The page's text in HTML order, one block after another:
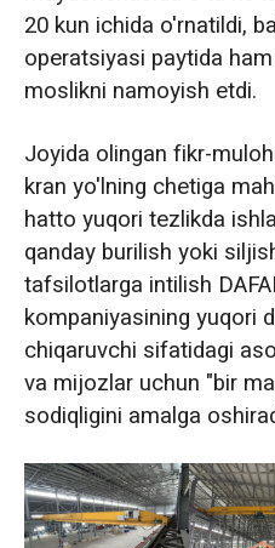
20 kun ichida o'rnatildi,
operatsiyasi paytida
moslikni namoyish etdi.
Joyida olingan fikr-
kran yo'lning chetiga
hatto yuqori tezlikda
qanday burilish yoki
tafsilotlarga intilish
kompaniyasining yuqori
chiqaruvchi sifatidagi
va mijozlar uchun "bir
sodiqligini amalga